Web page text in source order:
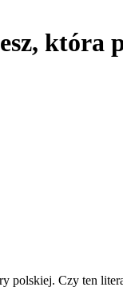
która
polskiej. Czy ten